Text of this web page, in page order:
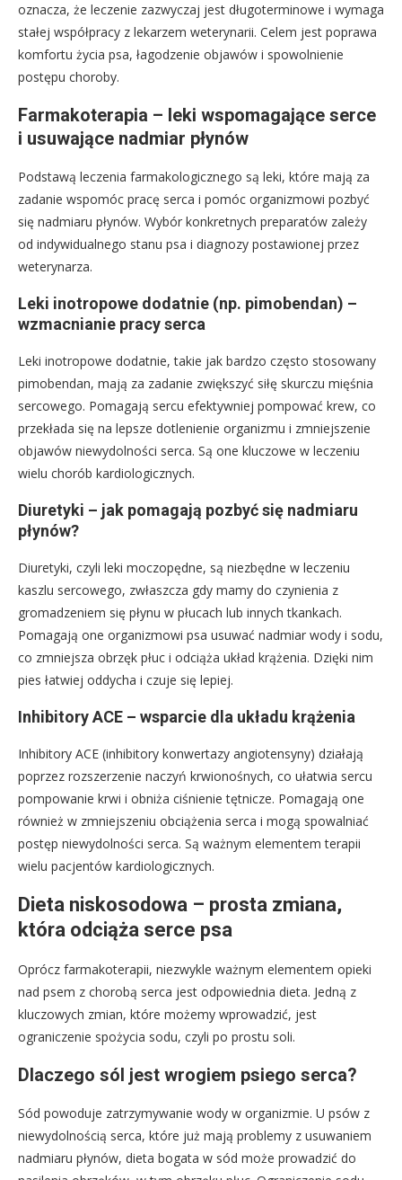
oznacza, że leczenie zazwyczaj jest długoterminowe i wymaga
stałej współpracy z lekarzem weterynarii. Celem jest poprawa
komfortu życia psa, łagodzenie objawów i spowolnienie
postępu choroby.
Farmakoterapia – leki wspomagające serce
i usuwające nadmiar płynów
Podstawą leczenia farmakologicznego są leki, które mają za
zadanie wspomóc pracę serca i pomóc organizmowi pozbyć
się nadmiaru płynów. Wybór konkretnych preparatów zależy
od indywidualnego stanu psa i diagnozy postawionej przez
weterynarza.
Leki inotropowe dodatnie (np. pimobendan) –
wzmacnianie pracy serca
Leki inotropowe dodatnie, takie jak bardzo często stosowany
pimobendan, mają za zadanie zwiększyć siłę skurczu mięśnia
sercowego. Pomagają sercu efektywniej pompować krew, co
przekłada się na lepsze dotlenienie organizmu i zmniejszenie
objawów niewydolności serca. Są one kluczowe w leczeniu
wielu chorób kardiologicznych.
Diuretyki – jak pomagają pozbyć się nadmiaru
płynów?
Diuretyki, czyli leki moczopędne, są niezbędne w leczeniu
kaszlu sercowego, zwłaszcza gdy mamy do czynienia z
gromadzeniem się płynu w płucach lub innych tkankach.
Pomagają one organizmowi psa usuwać nadmiar wody i sodu,
co zmniejsza obrzęk płuc i odciąża układ krążenia. Dzięki nim
pies łatwiej oddycha i czuje się lepiej.
Inhibitory ACE – wsparcie dla układu krążenia
Inhibitory ACE (inhibitory konwertazy angiotensyny) działają
poprzez rozszerzenie naczyń krwionośnych, co ułatwia sercu
pompowanie krwi i obniża ciśnienie tętnicze. Pomagają one
również w zmniejszeniu obciążenia serca i mogą spowalniać
postęp niewydolności serca. Są ważnym elementem terapii
wielu pacjentów kardiologicznych.
Dieta niskosodowa – prosta zmiana,
która odciąża serce psa
Oprócz farmakoterapii, niezwykle ważnym elementem opieki
nad psem z chorobą serca jest odpowiednia dieta. Jedną z
kluczowych zmian, które możemy wprowadzić, jest
ograniczenie spożycia sodu, czyli po prostu soli.
Dlaczego sól jest wrogiem psiego serca?
Sód powoduje zatrzymywanie wody w organizmie. U psów z
niewydolnością serca, które już mają problemy z usuwaniem
nadmiaru płynów, dieta bogata w sód może prowadzić do